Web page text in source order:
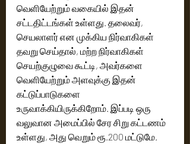
வெளியேற்றும் வகையில் இதன்
சட்டதிட்டங்கள் உள்ளது. தலைவர்,
செயலாளர் என முக்கிய நிர்வாகிகள்
தவறு செய்தால், மற்ற நிர்வாகிகள்
செயற்குழுவை கூட்டி, அவர்களை
வெளியேற்றும் அளவுக்கு இதன்
கட்டுப்பாடுகளை
உருவாக்கியிருக்கிறோம். இப்படி ஒரு
வலுவான அமைப்பில் சேர சிறு கட்டணம்
உள்ளது, அது வெறும் ரூ.200 மட்டுமே.